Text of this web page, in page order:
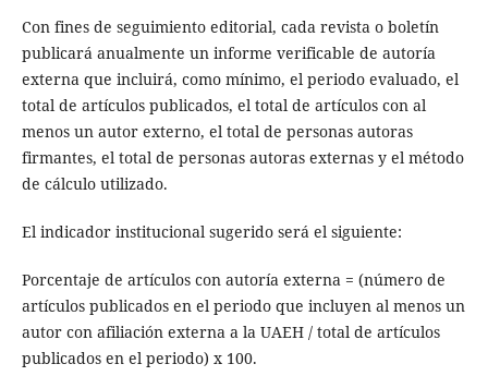
Con fines de seguimiento editorial, cada revista o boletín
publicará anualmente un informe verificable de autoría
externa que incluirá, como mínimo, el periodo evaluado, el
total de artículos publicados, el total de artículos con al
menos un autor externo, el total de personas autoras
firmantes, el total de personas autoras externas y el método
de cálculo utilizado.
El indicador institucional sugerido será el siguiente:
Porcentaje de artículos con autoría externa = (número de
artículos publicados en el periodo que incluyen al menos un
autor con afiliación externa a la UAEH / total de artículos
publicados en el periodo) x 100.